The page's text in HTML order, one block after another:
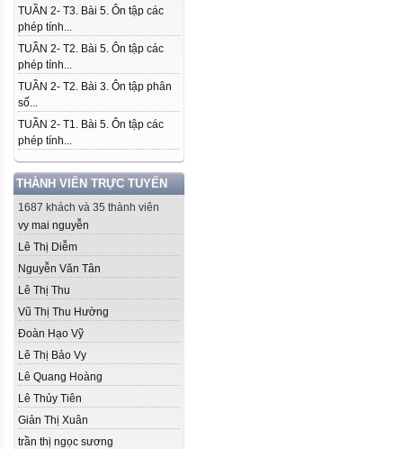
TUẦN 2- T3. Bài 5. Ôn tập các
phép tính...
TUẦN 2- T2. Bài 5. Ôn tập các
phép tính...
TUẦN 2- T2. Bài 3. Ôn tập phân
số...
TUẦN 2- T1. Bài 5. Ôn tập các
phép tính...
THÀNH VIÊN TRỰC TUYẾN
1687 khách và 35 thành viên
vy mai nguyễn
Lê Thị Diễm
Nguyễn Văn Tân
Lê Thị Thu
Vũ Thị Thu Hường
Đoàn Hạo Vỹ
Lê Thị Bảo Vy
Lê Quang Hoàng
Lê Thủy Tiên
Giản Thị Xuân
trần thị ngọc sương